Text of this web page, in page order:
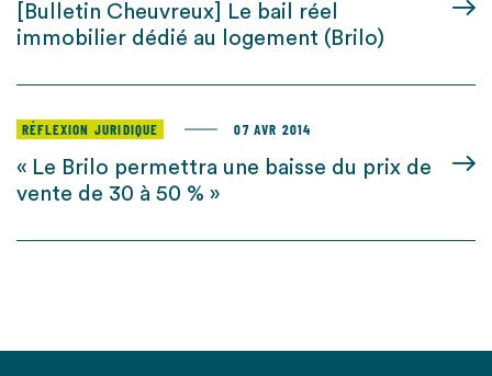
[Bulletin Cheuvreux] Le bail réel
immobilier dédié au logement (Brilo)
RÉFLEXION JURIDIQUE 07 AVR 2014
« Le Brilo permettra une baisse du prix de
vente de 30 à 50 % »